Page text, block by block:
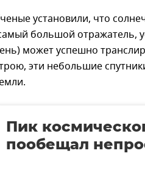
установили, что
большой отражатель,
может успешно
эти небольшие
Пик
пообещал